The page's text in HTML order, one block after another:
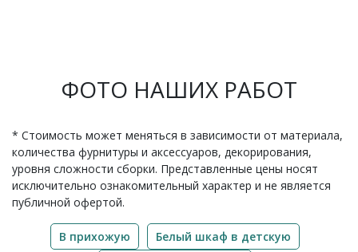
ФОТО НАШИХ РАБОТ
* Стоимость может меняться в зависимости от материала,
количества фурнитуры и аксессуаров, декорирования,
уровня сложности сборки. Представленные цены носят
исключительно ознакомительный характер и не является
публичной офертой.
В прихожую
Белый шкаф в детскую